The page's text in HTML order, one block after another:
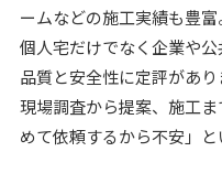
ームなどの施工実績も豊富
個人宅だけでなく企業や
品質と安全性に定評があり
現場調査から提案、施工
めて依頼するから不安」と